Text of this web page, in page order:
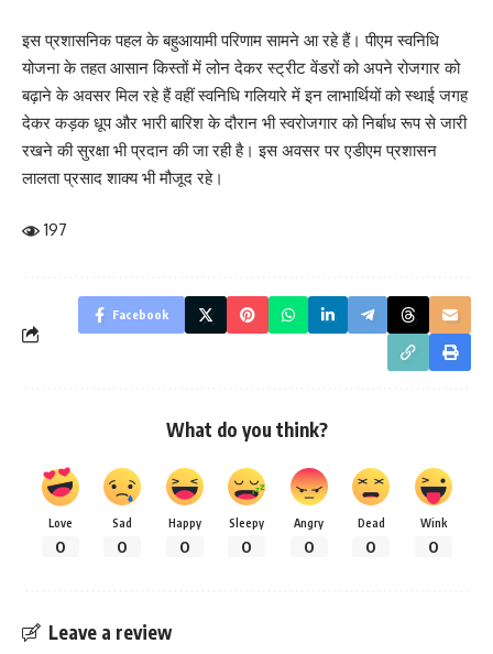
इस प्रशासनिक पहल के बहुआयामी परिणाम सामने आ रहे हैं। पीएम स्वनिधि
योजना के तहत आसान किस्तों में लोन देकर स्ट्रीट वेंडरों को अपने रोजगार को
बढ़ाने के अवसर मिल रहे हैं वहीं स्वनिधि गलियारे में इन लाभार्थियों को स्थाई जगह
देकर कड़क धूप और भारी बारिश के दौरान भी स्वरोजगार को निर्बाध रूप से जारी
रखने की सुरक्षा भी प्रदान की जा रही है। इस अवसर पर एडीएम प्रशासन
लालता प्रसाद शाक्य भी मौजूद रहे।
197
Facebook
What do you think?
Love
0
Sad
0
Happy
0
Sleepy
0
Angry
0
Dead
0
Wink
0
Leave a review